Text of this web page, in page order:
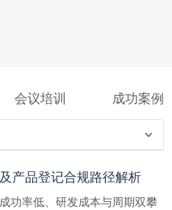
会议培训 成功案例
产品登记合规路径解析
功率低、研发成本与周期双攀